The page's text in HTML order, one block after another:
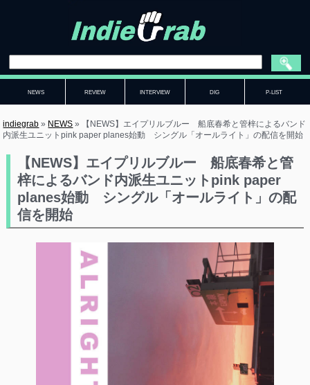
NEWS REVIEW INTERVIEW DIG P-LIST
indiegrab » NEWS »
【NEWS】エイプリルブルー 船底春希と管梓によるバンド
内派生ユニットpink paper planes始動 シングル「オールライト」の配信を開始
【NEWS】エイプリルブルー 船底春希と管
梓によるバンド内派生ユニットpink paper
planes始動 シングル「オールライト」の配
信を開始